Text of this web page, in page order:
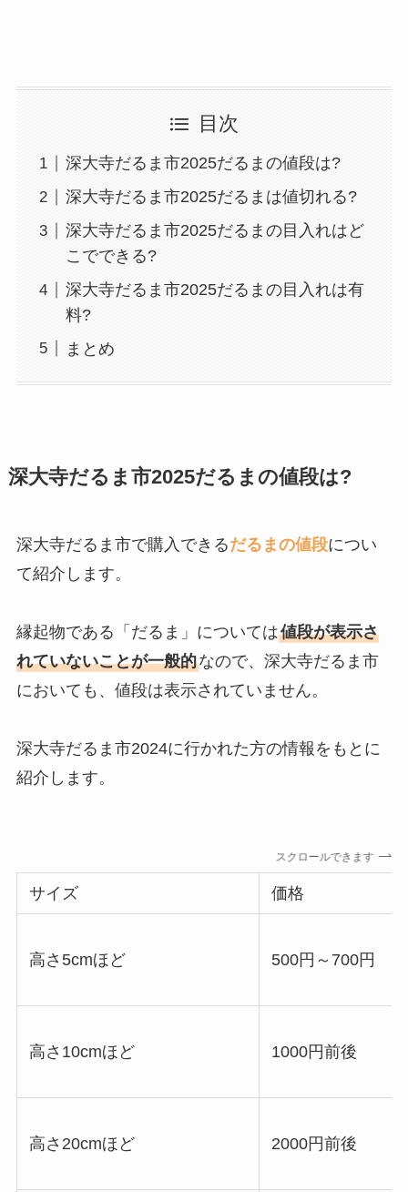
目次
深大寺だるま市2025だるまの値段は?
深大寺だるま市2025だるまは値切れる?
深大寺だるま市2025だるまの目入れはど
こでできる?
深大寺だるま市2025だるまの目入れは有
料?
まとめ
深大寺だるま市2025だるまの値段は?
深大寺だるま市で購入できるだるまの値段につい
て紹介します。
縁起物である「だるま」については値段が表示さ
れていないことが一般的なので、深大寺だるま市
においても、値段は表示されていません。
深大寺だるま市2024に行かれた方の情報をもとに
紹介します。
スクロールできます
サイズ 価格
高さ5cmほど 500円～700円
高さ10cmほど 1000円前後
高さ20cmほど 2000円前後